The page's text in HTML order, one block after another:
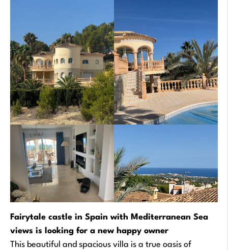
Fairytale castle in Spain with Mediterranean Sea
views is looking for a new happy owner
This beautiful and spacious villa is a true oasis of